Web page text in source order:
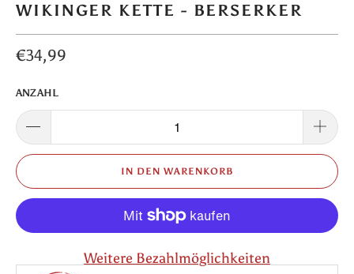
WIKINGER KETTE - BERSERKER
€34,99
ANZAHL
IN DEN WARENKORB
Weitere Bezahlmöglichkeiten